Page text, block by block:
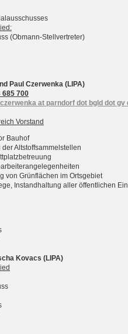
(Obmann-Stellvertreter)
Paul Czerwenka (LIPA)
685 700
at parndorf dot bgld dot gv
Vorstand
Bauhof
der Altstoffsammelstellen
von Grünflächen im Ortsgebiet
Instandhaltung aller öffentlichen
Kovacs (LIPA)